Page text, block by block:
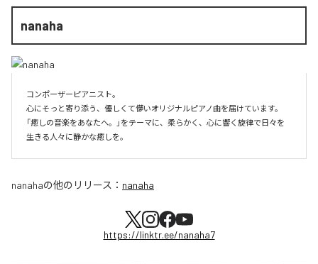
nanaha
コンポーザーピアニスト。
心にそっと寄り添う、優しくて儚いオリジナルピアノ曲を届けています。
「癒しの音楽をあなたへ。」をテーマに、柔らかく、心に響く旋律で日々を
生きる人々に静かな癒しを。
nanahaの他のリリース： nanaha
https://linktr.ee/nanaha7